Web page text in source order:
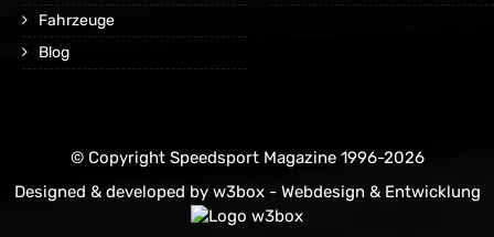
Fahrzeuge
Blog
© Copyright Speedsport Magazine 1996-2026
Designed & developed by w3box - Webdesign & Entwicklung